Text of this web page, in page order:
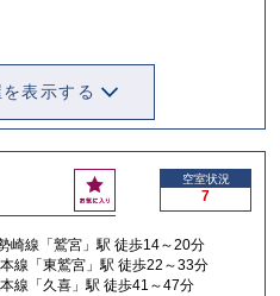
表示する
お
気
入
り
空室状況
7
崎線「鷲宮」駅 徒歩14～20分
線「東鷲宮」駅 徒歩22～33分
線「久喜」駅 徒歩41～47分